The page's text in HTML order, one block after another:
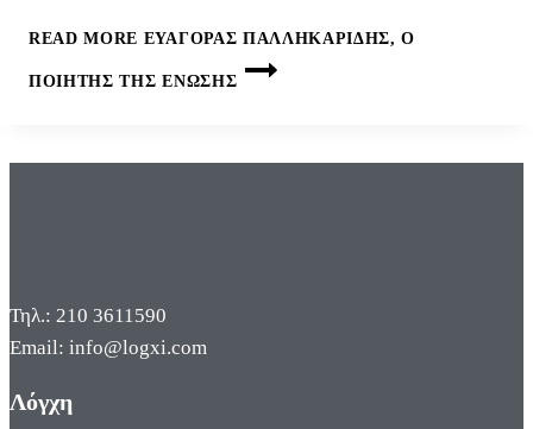
READ MORE ΕΥΑΓΌΡΑΣ ΠΑΛΛΗΚΑΡΊΔΗΣ, Ο
ΠΟΙΗΤΉΣ ΤΗΣ ΈΝΩΣΗΣ
Τηλ.: 210 3611590
Email: info@logxi.com
Λόγχη